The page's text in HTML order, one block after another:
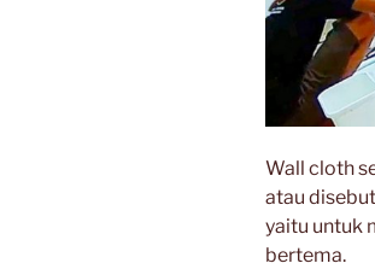
Wall cloth
atau
yaitu untuk
bertema.